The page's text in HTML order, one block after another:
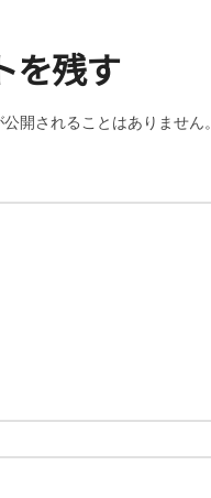
を残す
開されることはありません。